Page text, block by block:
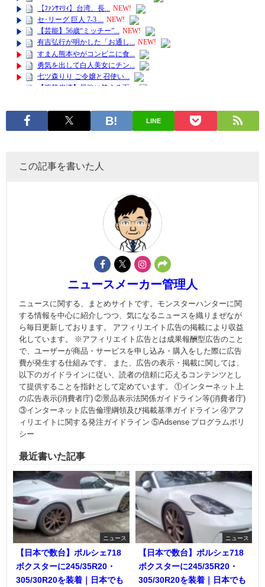
LINE
この記事を書いた人
ニュースメーカー管理人
ニュースに関する、まとめサイトです。モンスターハンターに関
する情報を中心に紹介しつつ、気になるニュースを織りまぜなが
ら毎日更新しております。 アフィリエイト広告の掲載により収益
化しています。 ※アフィリエイト広告とは成果報酬型広告のこと
で、ユーザーが商品・サービスを申し込み・購入をした際に広告
費が発生する仕組みです。 また、広告の表示・掲載に関しては、
以下のガイドラインに従い、読者の信頼に応えるコンテンツとし
て提供することを指針として定めています。 ①インターネット上
の広告表示(消費者庁) ②景品表示法関係ガイドライン等(消費者庁)
③インターネット広告倫理綱領及び掲載基準ガイドライン ④アフ
ィリエイトに関する発注ガイドライン ⑤Adsense プログラムポリ
シー
最近書いた記事
ニュース
【日本で数台】ポルシェ718
ボクスターに245/35R20・
305/30R20を装着｜日本でも
ニュース
【日本で数台】ポルシェ718
ボクスターに245/35R20・
305/30R20を装着｜日本でも